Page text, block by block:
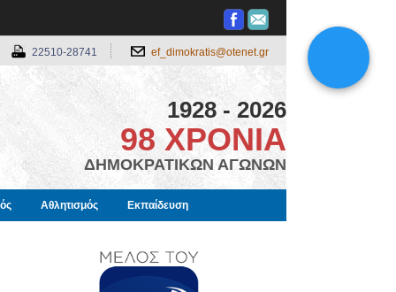
22510-28741 ef_dimokratis@otenet.gr
1928 - 2026
98 ΧΡΟΝΙΑ
ΔΗΜΟΚΡΑΤΙΚΩΝ ΑΓΩΝΩΝ
Αθλητισμός Εκπαίδευση